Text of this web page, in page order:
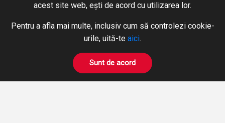
acest site web, ești de acord cu utilizarea lor.
Pentru a afla mai multe, inclusiv cum să controlezi cookie-
urile, uită-te aici.
Sunt de acord
hidromix@hidromix.com
NE GĂSIȚI ȘI PE
Prelucrări pe mașini unelte
Închirieri Stivuitoare